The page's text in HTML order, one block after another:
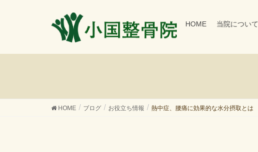
HOME 当院について
HOME ブログ お役立ち情報 熱中症、腰痛に効果的な水分摂取とは